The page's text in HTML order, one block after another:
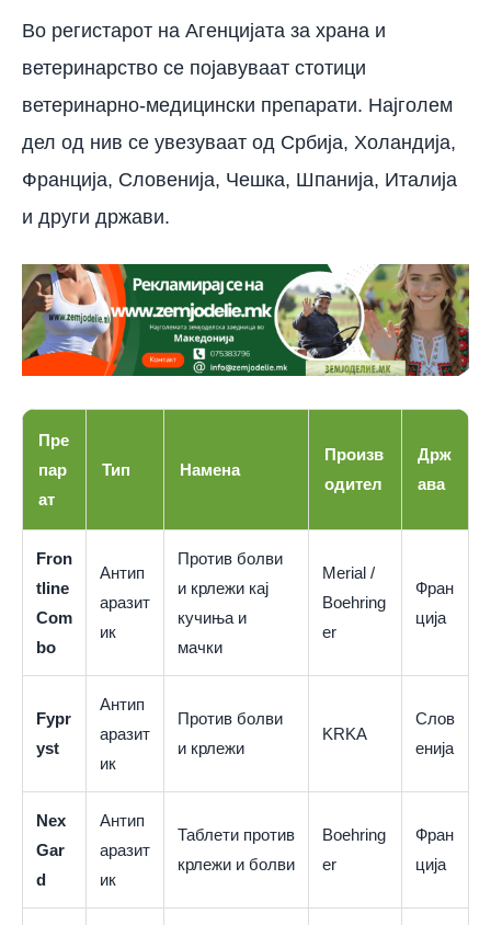
Во регистарот на Агенцијата за храна и
ветеринарство се појавуваат стотици
ветеринарно-медицински препарати. Најголем
дел од нив се увезуваат од Србија, Холандија,
Франција, Словенија, Чешка, Шпанија, Италија
и други држави.
Пре
пар
ат
Тип Намена
Произв
одител
Држ
ава
Fron
tline
Com
bo
Антип
аразит
ик
Против болви
и крлежи кај
кучиња и
мачки
Merial /
Boehring
er
Фран
ција
Fypr
yst
Антип
аразит
ик
Против болви
и крлежи
KRKA
Слов
енија
Nex
Gar
d
Антип
аразит
ик
Таблети против
крлежи и болви
Boehring
er
Фран
ција